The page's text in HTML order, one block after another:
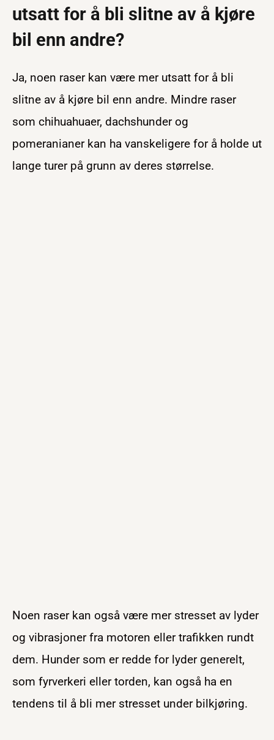
utsatt for å bli slitne av å kjøre
bil enn andre?
Ja, noen raser kan være mer utsatt for å bli
slitne av å kjøre bil enn andre. Mindre raser
som chihuahuaer, dachshunder og
pomeranianer kan ha vanskeligere for å holde ut
lange turer på grunn av deres størrelse.
Noen raser kan også være mer stresset av lyder
og vibrasjoner fra motoren eller trafikken rundt
dem. Hunder som er redde for lyder generelt,
som fyrverkeri eller torden, kan også ha en
tendens til å bli mer stresset under bilkjøring.